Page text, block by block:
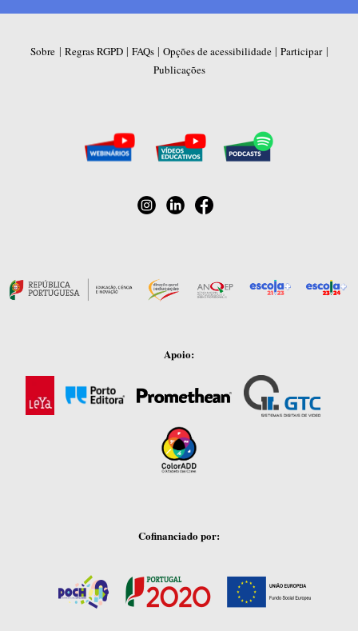
Sobre | Regras RGPD| FAQs| Opções de acessibilidade| Participar|
Publicações
Apoio:
Cofinanciado por: